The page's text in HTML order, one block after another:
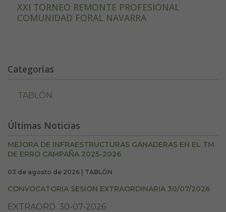
XXI TORNEO REMONTE PROFESIONAL
COMUNIDAD FORAL NAVARRA
Categorías
TABLÓN
Últimas Noticias
MEJORA DE INFRAESTRUCTURAS GANADERAS EN EL TM
DE ERRO CAMPAÑA 2025-2026
03 de agosto de 2026 | TABLÓN
CONVOCATORIA SESION EXTRAORDINARIA 30/07/2026
EXTRAORD. 30-07-2026